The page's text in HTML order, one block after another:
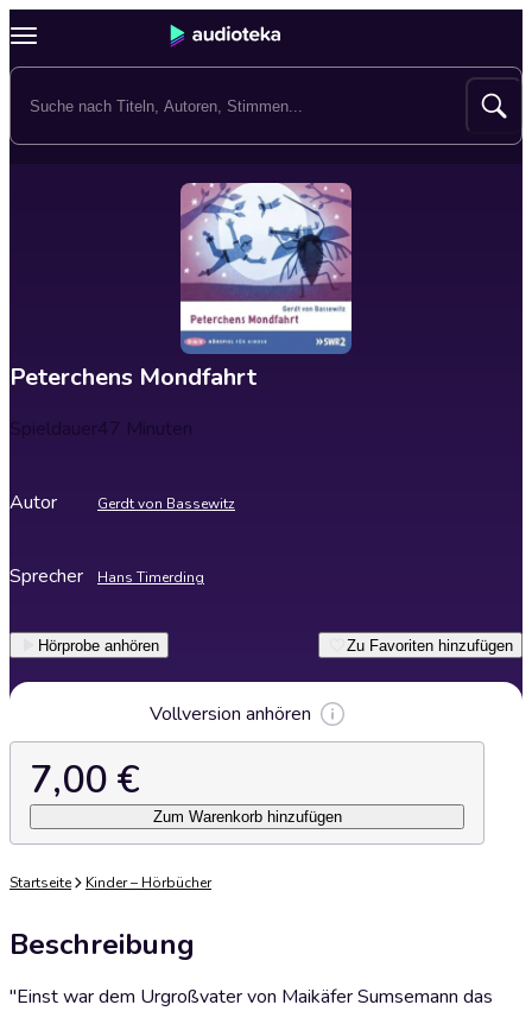
Peterchens Mondfahrt
Spieldauer47 Minuten
Autor Gerdt von Bassewitz
Sprecher Hans Timerding
Hörprobe anhören Zu Favoriten hinzufügen
Vollversion anhören
7,00 €
Zum Warenkorb hinzufügen
Startseite Kinder – Hörbücher
Beschreibung
"Einst war dem Urgroßvater von Maikäfer Sumsemann das